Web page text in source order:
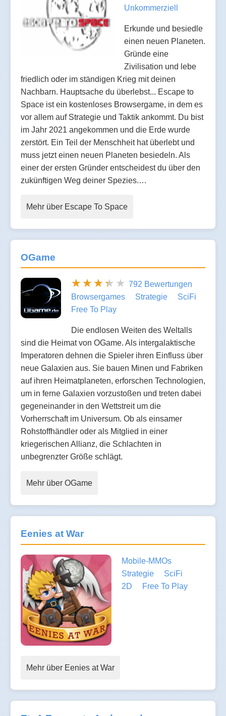
Unkommerziell
Erkunde und besiedle
einen neuen Planeten.
Gründe eine
Zivilisation und lebe
friedlich oder im ständigen Krieg mit deinen
Nachbarn. Hauptsache du überlebst... Escape to
Space ist ein kostenloses Browsergame, in dem es
vor allem auf Strategie und Taktik ankommt. Du bist
im Jahr 2021 angekommen und die Erde wurde
zerstört. Ein Teil der Menschheit hat überlebt und
muss jetzt einen neuen Planeten besiedeln. Als
einer der ersten Gründer entscheidest du über den
zukünftigen Weg deiner Spezies.…
Mehr über Escape To Space
OGame
792 Bewertungen
Browsergames
Strategie
SciFi
Free To Play
Die endlosen Weiten des Weltalls
sind die Heimat von OGame. Als intergalaktische
Imperatoren dehnen die Spieler ihren Einfluss über
neue Galaxien aus. Sie bauen Minen und Fabriken
auf ihren Heimatplaneten, erforschen Technologien,
um in ferne Galaxien vorzustoßen und treten dabei
gegeneinander in den Wettstreit um die
Vorherrschaft im Universum. Ob als einsamer
Rohstoffhändler oder als Mitglied in einer
kriegerischen Allianz, die Schlachten in
unbegrenzter Größe schlägt.
Mehr über OGame
Eenies at War
Mobile-MMOs
Strategie
SciFi
2D
Free To Play
Mehr über Eenies at War